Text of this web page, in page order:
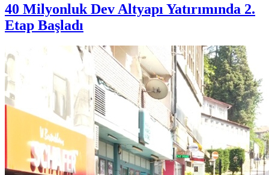
40 Milyonluk Dev Altyapı Yatırımında 2.
Etap Başladı